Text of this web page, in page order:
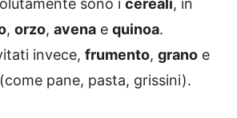
sono i cereali, in
, orzo, avena e quinoa.
invece, frumento, grano e
(come pane, pasta, grissini).